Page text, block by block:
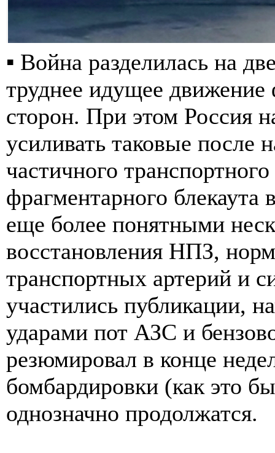
▪️ Война разделилась на
труднее идущее
сторон. При этом Россия
усиливать таковые после
частичного
фрагментарного
еще более понятными
восстановления НПЗ,
транспортных артерий и
участились публикации,
ударами пот АЗС и
резюмировал в конце
бомбардировки (как это
однозначно продолжатся.